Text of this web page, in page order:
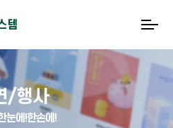
템
/행사
눈에!한손에!